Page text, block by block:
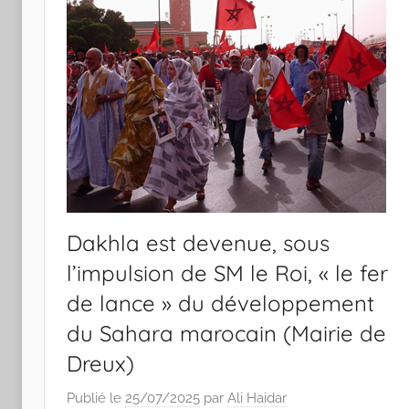
Dakhla est devenue, sous
l’impulsion de SM le Roi, « le fer
de lance » du développement
du Sahara marocain (Mairie de
Dreux)
Publié le 25/07/2025 par Ali Haidar